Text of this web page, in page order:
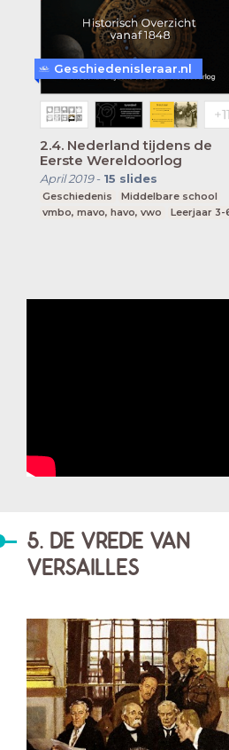
2.4. Nederland tijdens de
Eerste Wereldoorlog
April 2019- 15 slides
Geschiedenis
Middelbare school
vmbo, mavo, havo, vwo
Leerjaar 3-
Geschiedenisleraar.nl
5. DE VREDE VAN
VERSAILLES